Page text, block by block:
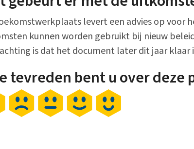
levert een advies op voor
kunnen worden gebruikt bij nieuw
is dat het document later dit jaar klaar
tevreden bent u over deze